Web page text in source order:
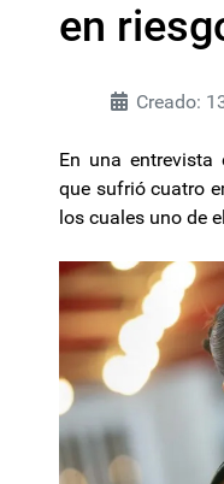
en
Creado:
En una entrevista
que sufrió cuatro
los cuales uno de